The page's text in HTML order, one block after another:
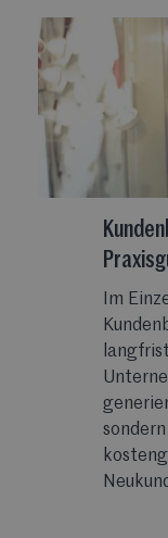
Im